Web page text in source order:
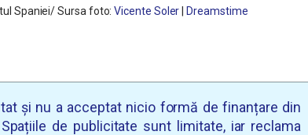
Spaniei/ Sursa foto:Vicente Soler Dreamstime
și nu a acceptat nicio formă de finanțare din
de publicitate sunt limitate, iar reclama